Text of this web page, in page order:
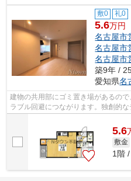
敷0 礼0
5.6万円
名古屋市
名古屋市
名古屋市
築9年 /
愛知県名
建物の共用部にゴミ置き場があるの
ラブル回避につながります。独創的
5.6
敷金
1階